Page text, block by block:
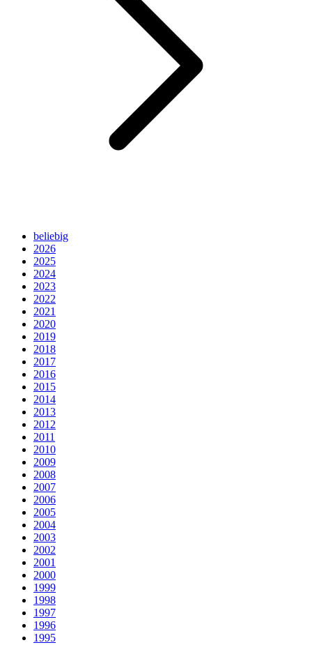
beliebig
2026
2025
2024
2023
2022
2021
2020
2019
2018
2017
2016
2015
2014
2013
2012
2011
2010
2009
2008
2007
2006
2005
2004
2003
2002
2001
2000
1999
1998
1997
1996
1995